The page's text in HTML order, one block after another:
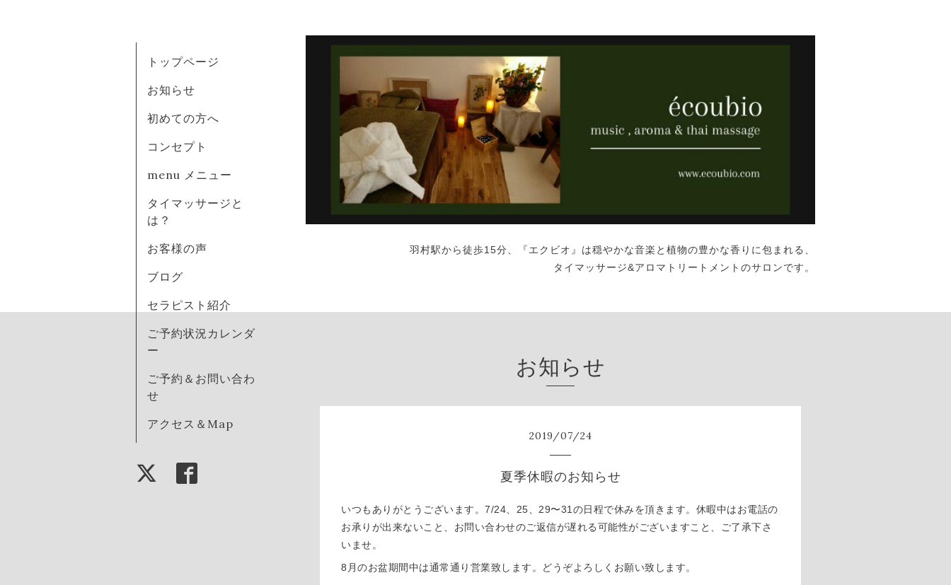
羽村駅から徒歩15分、『エクビオ』は穏やかな音楽と植物の豊かな香りに包まれる、
タイマッサージ&アロマトリートメントのサロンです。
トップページ
お知らせ
初めての方へ
コンセプト
menu メニュー
タイマッサージと
は？
お客様の声
ブログ
セラピスト紹介
ご予約状況カレンダ
ー
ご予約＆お問い合わ
せ
アクセス＆Map
お知らせ
2019 /07/24
夏季休暇のお知らせ
いつもありがとうございます。7/24、25、29〜31の日程で休みを頂きます。休暇中はお電話の
お承りが出来ないこと、お問い合わせのご返信が遅れる可能性がございますこと、ご了承下さ
いませ。
8月のお盆期間中は通常通り営業致します。どうぞよろしくお願い致します。